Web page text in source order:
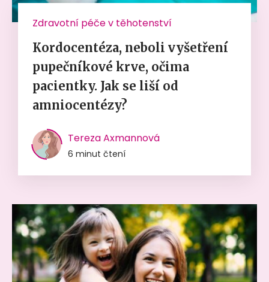
Zdravotní péče v těhotenství
Kordocentéza, neboli vyšetření
pupečníkové krve, očima
pacientky. Jak se liší od
amniocentézy?
Tereza Axmannová
6 minut čtení